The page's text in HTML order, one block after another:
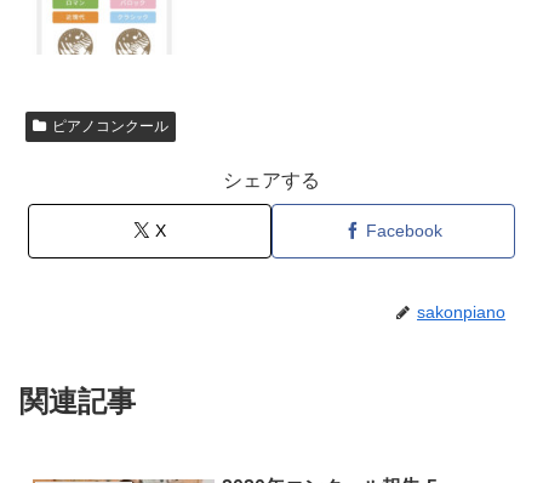
ピアノコンクール
シェアする
X Facebook
sakonpiano
関連記事